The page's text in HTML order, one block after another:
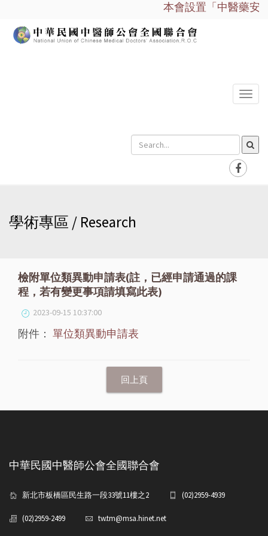
本會設置「中醫藥安
選
學術專區 / Research
檢附單位類異動申請表(註，已經申請通過的課
程，若有變更事項請填寫此表)
2023-09-15 10:37:00
附件： 單位類異動申請表
中華民國中醫師公會全國聯合會
新北市板橋區民生路一段33號11樓之2 (02)2959-4939
(02)2959-2499 tw.tm@msa.hinet.net